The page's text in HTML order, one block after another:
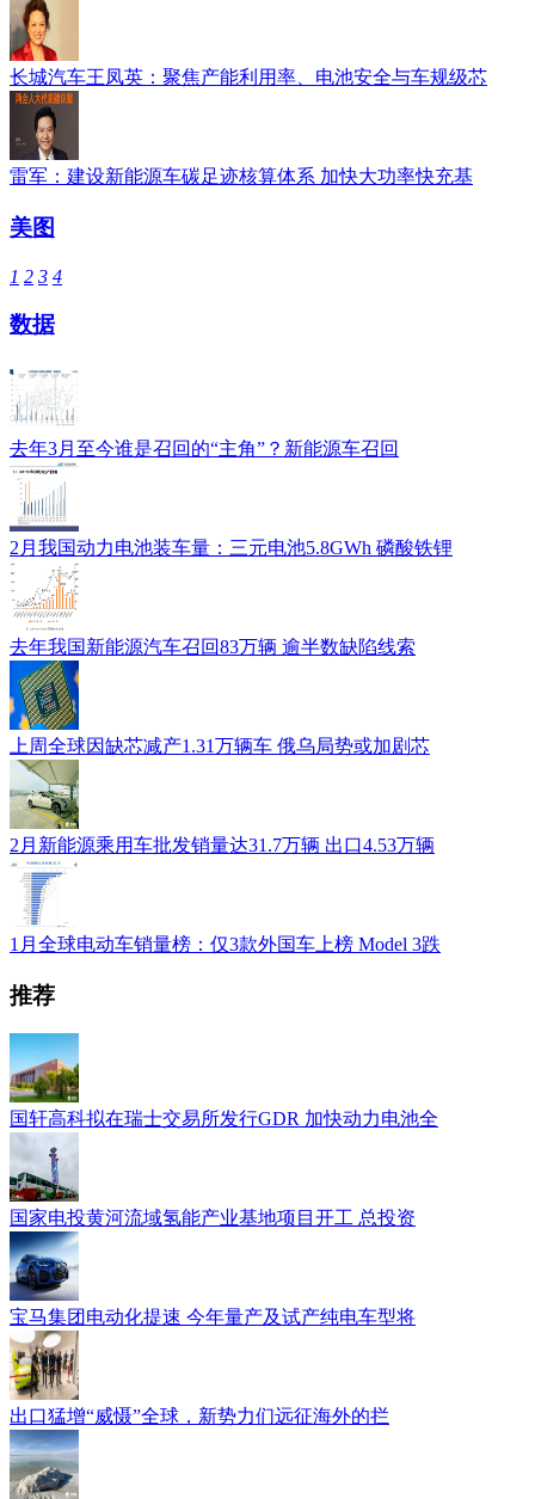
长城汽车王凤英：聚焦产能利用率、电池安全与车规级芯
雷军：建设新能源车碳足迹核算体系 加快大功率快充基
美图
1 2 3 4
数据
去年3月至今谁是召回的“主角”？新能源车召回
2月我国动力电池装车量：三元电池5.8GWh 磷酸铁锂
去年我国新能源汽车召回83万辆 逾半数缺陷线索
上周全球因缺芯减产1.31万辆车 俄乌局势或加剧芯
2月新能源乘用车批发销量达31.7万辆 出口4.53万辆
1月全球电动车销量榜：仅3款外国车上榜 Model 3跌
推荐
国轩高科拟在瑞士交易所发行GDR 加快动力电池全
国家电投黄河流域氢能产业基地项目开工 总投资
宝马集团电动化提速 今年量产及试产纯电车型将
出口猛增“威慑”全球，新势力们远征海外的拦